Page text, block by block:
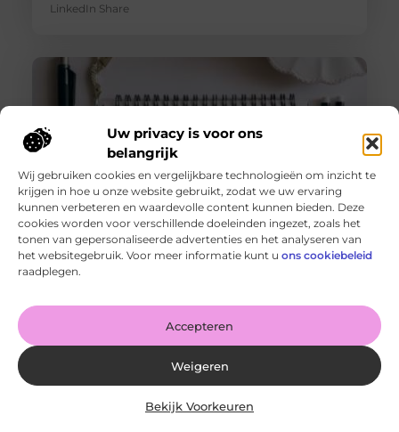
Uw privacy is voor ons
belangrijk
Wij gebruiken cookies en vergelijkbare technologieën om inzicht te
krijgen in hoe u onze website gebruikt, zodat we uw ervaring
kunnen verbeteren en waardevolle content kunnen bieden. Deze
cookies worden voor verschillende doeleinden ingezet, zoals het
tonen van gepersonaliseerde advertenties en het analyseren van
het websitegebruik. Voor meer informatie kunt u ons cookiebeleid
raadplegen.
Accepteren
Weigeren
Bekijk Voorkeuren
LinkedIn Share
De voordelen van het drukken van kalenders voor jouw
bedrijf!
Goed artikel? Deel hem dan op: Share on X (Twitter)